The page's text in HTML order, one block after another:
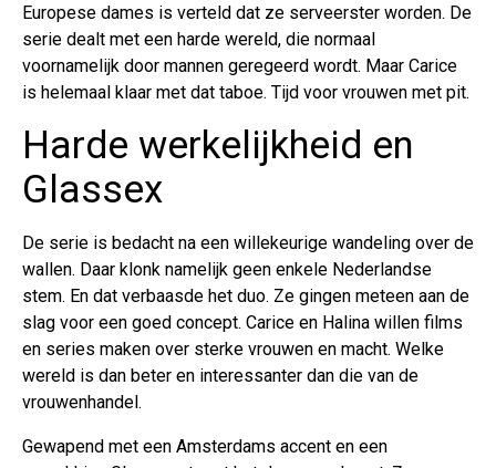
Europese dames is verteld dat ze serveerster worden. De
serie dealt met een harde wereld, die normaal
voornamelijk door mannen geregeerd wordt. Maar Carice
is helemaal klaar met dat taboe. Tijd voor vrouwen met pit.
Harde werkelijkheid en
Glassex
De serie is bedacht na een willekeurige wandeling over de
wallen. Daar klonk namelijk geen enkele Nederlandse
stem. En dat verbaasde het duo. Ze gingen meteen aan de
slag voor een goed concept. Carice en Halina willen films
en series maken over sterke vrouwen en macht. Welke
wereld is dan beter en interessanter dan die van de
vrouwenhandel.
Gewapend met een Amsterdams accent en een